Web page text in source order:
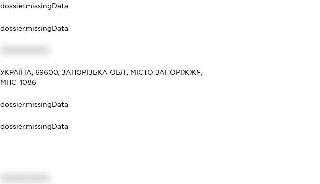
dossier.missingData
dossier.missingData
УКРАЇНА, 69600, ЗАПОРІЗЬКА ОБЛ., МІСТО ЗАПОРІЖЖЯ,
МПС-1086
dossier.missingData
dossier.missingData